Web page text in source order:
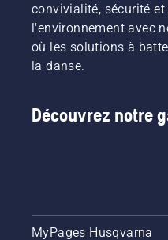
convivialité, sécurité
l'environnement avec
où les solutions à
la danse.
Découvrez notre
MyPages Husqvarna